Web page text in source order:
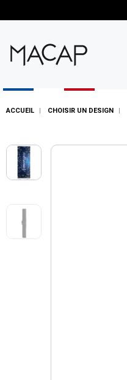
ACCUEIL CHOISIR UN DESIGN